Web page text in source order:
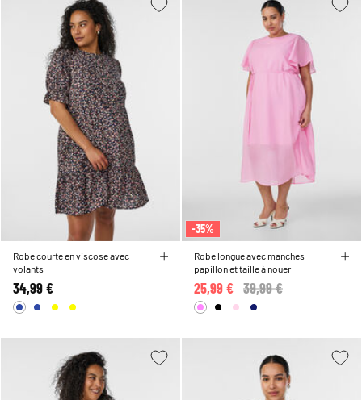
Robe courte en viscose avec
volants
34,99 €
-35%
Robe longue avec manches
papillon et taille à nouer
Price reduced from
39,99 €
25,99 €